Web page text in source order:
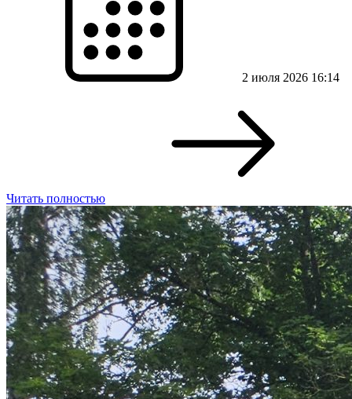
2 июля 2026 16:14
Читать полностью